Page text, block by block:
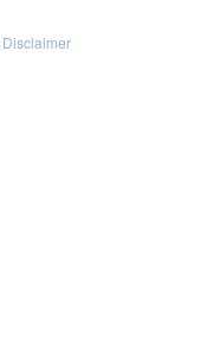
Disclaimer